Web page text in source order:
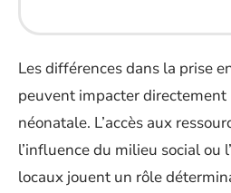
Les différences dans la prise
peuvent impacter
néonatale. L’accès aux
l’influence du milieu social ou
locaux jouent un rôle